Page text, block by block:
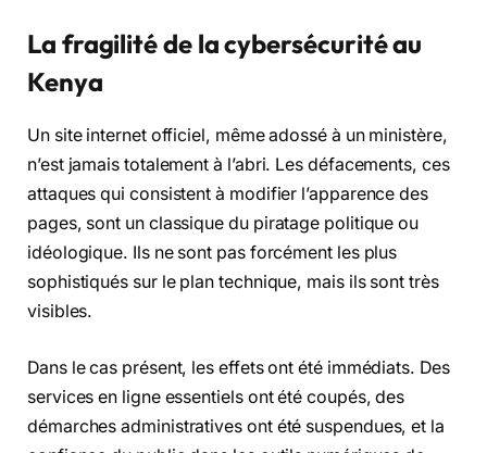
La fragilité de la cybersécurité au
Kenya
Un site internet officiel, même adossé à un ministère,
n’est jamais totalement à l’abri. Les défacements, ces
attaques qui consistent à modifier l’apparence des
pages, sont un classique du piratage politique ou
idéologique. Ils ne sont pas forcément les plus
sophistiqués sur le plan technique, mais ils sont très
visibles.
Dans le cas présent, les effets ont été immédiats. Des
services en ligne essentiels ont été coupés, des
démarches administratives ont été suspendues, et la